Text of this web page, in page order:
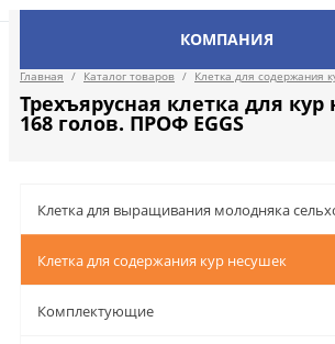
КОМПАНИЯ
Главная / Каталог товаров / Клетка для содержания
Трехъярусная клетка для кур
168 голов. ПРОФ EGGS
Клетка для выращивания молодняка
Клетка для содержания кур несушек
Комплектующие